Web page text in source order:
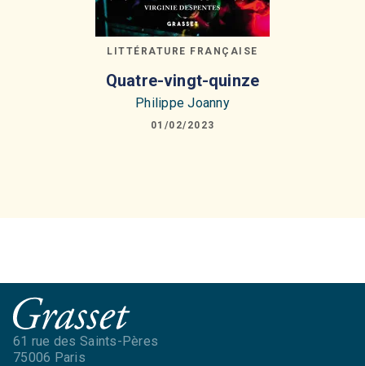
LITTÉRATURE FRANÇAISE
Quatre-vingt-quinze
Philippe Joanny
01/02/2023
61 rue des Saints-Pères
75006 Paris